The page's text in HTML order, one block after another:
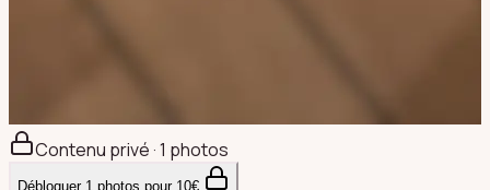
Contenu privé · 1 photos
Débloquer 1 photos pour 10€